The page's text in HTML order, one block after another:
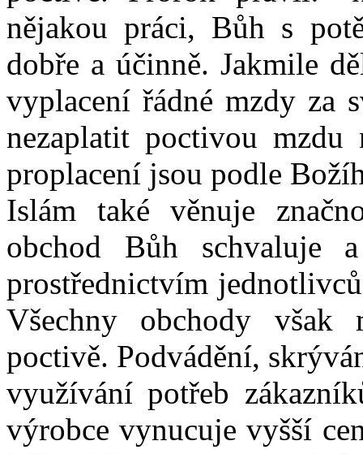
nějakou práci, Bůh s
dobře a účinně. Jakmile
vyplacení řádné mzdy za
nezaplatit poctivou
proplacení jsou podle
Islám také věnuje
obchod Bůh schvaluje
prostřednictvím
Všechny obchody
poctivě. Podvádění,
využívání potřeb
výrobce vynucuje vyšší